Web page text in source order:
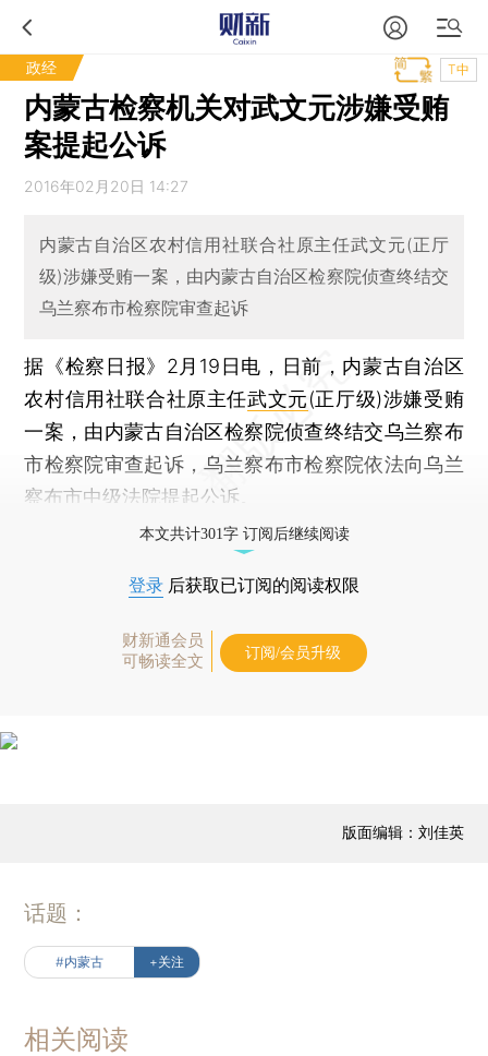
政经 T中
内蒙古检察机关对武文元涉嫌受贿
案提起公诉
2016年02月20日 14:27
内蒙古自治区农村信用社联合社原主任武文元(正厅
级)涉嫌受贿一案，由内蒙古自治区检察院侦查终结交
乌兰察布市检察院审查起诉
据《检察日报》2月19日电，日前，内蒙古自治区
农村信用社联合社原主任武文元(正厅级)涉嫌受贿
一案，由内蒙古自治区检察院侦查终结交乌兰察布
市检察院审查起诉，乌兰察布市检察院依法向乌兰
察布市中级法院提起公诉。
本文共计301字 订阅后继续阅读
登录 后获取已订阅的阅读权限
财新通会员
可畅读全文
订阅/会员升级
版面编辑：刘佳英
话题：
#内蒙古 +关注
相关阅读